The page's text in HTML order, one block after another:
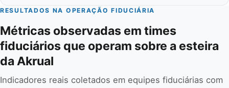
RESULTADOS NA OPERAÇÃO FIDUCIÁRIA
Métricas observadas em times
fiduciários que operam sobre a esteira
da Akrual
Indicadores reais coletados em equipes fiduciárias com